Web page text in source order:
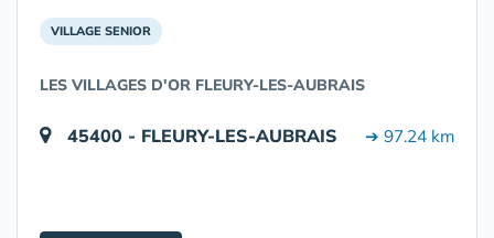
VILLAGE SENIOR
LES VILLAGES D'OR FLEURY-LES-AUBRAIS
45400 - FLEURY-LES-AUBRAIS ➔ 97.24 km